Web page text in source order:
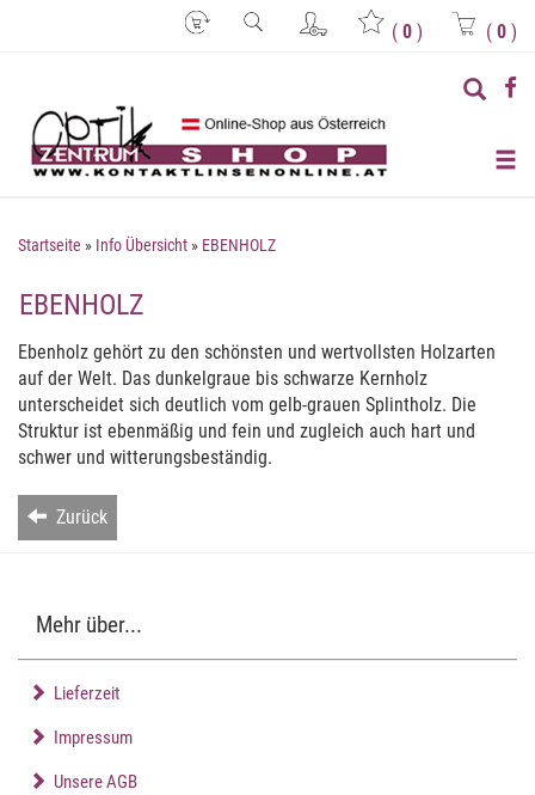
( 0 ) ( 0 )
Startseite » Info Übersicht » EBENHOLZ
EBENHOLZ
Ebenholz gehört zu den schönsten und wertvollsten Holzarten
auf der Welt. Das dunkelgraue bis schwarze Kernholz
unterscheidet sich deutlich vom gelb-grauen Splintholz. Die
Struktur ist ebenmäßig und fein und zugleich auch hart und
schwer und witterungsbeständig.
Zurück
Mehr über...
Lieferzeit
Impressum
Unsere AGB